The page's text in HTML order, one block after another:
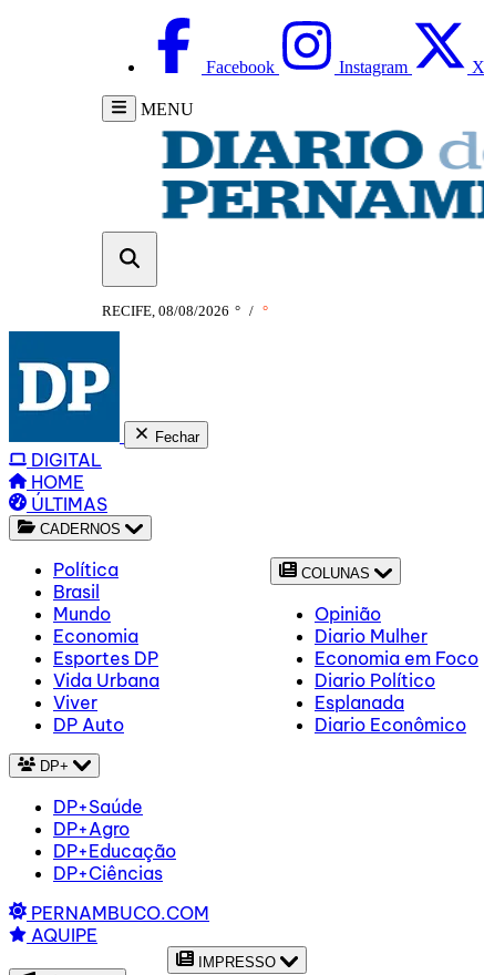
Facebook Instagram
MENU
RECIFE, 08/08/2026 ° / °
Fechar
DIGITAL
HOME
ÚLTIMAS
CADERNOS
Política
Brasil
Mundo
Economia
Esportes DP
Vida Urbana
Viver
DP Auto
COLUNAS
Opinião
Diario Mulher
Economia em Foco
Diario Político
Esplanada
Diario Econômico
DP+
DP+Saúde
DP+Agro
DP+Educação
DP+Ciências
PERNAMBUCO.COM
AQUIPE
IMPRESSO